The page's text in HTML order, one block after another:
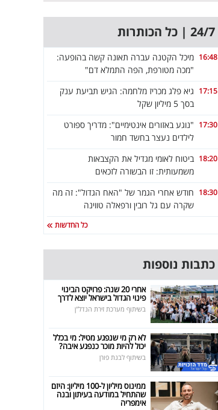
24/7 | כל הכותרות
16:48 מיכל הקטנה עברה תאונה קשה בהופעה:
"מכה מטורפת, הפה התמלא דם"
17:15 גיא פלג מכריז מלחמה: הגיש תביעת ענק
בסך 5 מיליון שקל
17:30 "נוגע באזורים אינטימיים": מדריך ספורט
לילדים נעצר בחשד חמור
18:20 ביטוח לאומי מגדיל את הקצבאות
משמעותית: זו הבשורה לזכאים
18:30 חודש אחרי הגמר של "האח הגדול": זה מה
שקרה עם גל רובין ורפאלה טווינה
כל החדשות
כתבות נוספות
אחרי 20 שנה: פרויקט הבינוי
פינוי הגדול בישראל יוצא לדרך
בשיתוף מערכת זירת הנדל"ן
לא רק מי שנפגע מטיל: מי בכלל
יכול להיות מוכר כנפגע איבה?
בשיתוף לבנת פורן
ממינוס מיליון ל-100 מיליון: היזם
שהתחיל במודעה בעיתון ובנה
אימפריה